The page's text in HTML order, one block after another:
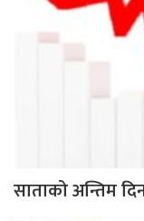
साताको अन्तिम